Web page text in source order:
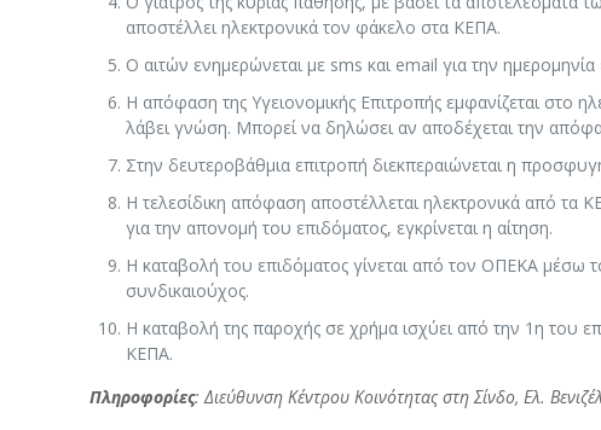
αποστέλλει ηλεκτρονικά τον φάκελο στα ΚΕΠΑ.
Ο αιτών ενημερώνεται με sms και email για την ημερομηνία
Η απόφαση της Υγειονομικής Επιτροπής εμφανίζεται στο
λάβει γνώση. Μπορεί να δηλώσει αν αποδέχεται την
Στην δευτεροβάθμια επιτροπή διεκπεραιώνεται η
Η τελεσίδικη απόφαση αποστέλλεται ηλεκτρονικά από
για την απονομή του επιδόματος, εγκρίνεται η αίτηση.
Η καταβολή του επιδόματος γίνεται από τον ΟΠΕΚΑ μέσω
συνδικαιούχος.
Η καταβολή της παροχής σε χρήμα ισχύει από την 1η του
ΚΕΠΑ.
Πληροφορίες: Διεύθυνση Κέντρου Κοινότητας στη Σίνδο, Ελ.